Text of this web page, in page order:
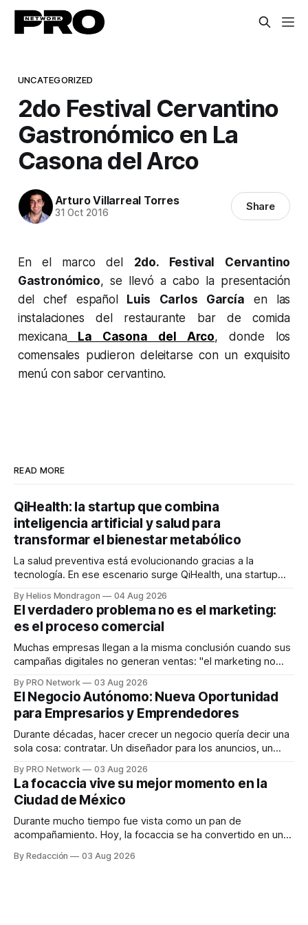
UNCATEGORIZED
2do Festival Cervantino
Gastronómico en La
Casona del Arco
Arturo Villarreal Torres
31 Oct 2016 Share
En el marco del 2do. Festival Cervantino
Gastronómico, se llevó a cabo la presentación
del chef españolLuis Carlos García en las
instalaciones del restaurante bar de comida
mexicanaLa Casona del Arco, donde los
comensales pudieron deleitarse con un exquisito
menú con sabor cervantino.
READ MORE
QiHealth: la startup que combina
inteligencia artificial y salud para
transformar el bienestar metabólico
La salud preventiva está evolucionando gracias a la
tecnología. En ese escenario surge QiHealth, una startup
dispositivos inteligentes, inteligencia artificial y monitoreo
en tiempo real para ayudar a las personas a tomar mejores
decisiones sobre su salud metabólica. Su propuesta busca
responder
By Helios Mondragon 04 Aug 2026
El verdadero problema no es el marketing:
es el proceso comercial
Muchas empresas llegan a la misma conclusión cuando sus
campañas digitales no generan ventas: "el marketing no
INTERIUS, el problema suele estar en otro lugar. Durante
una entrevista para el podcast SER PRO, el especialista en
marketing digital explicó que
By PRO Network 03 Aug 2026
El Negocio Autónomo: Nueva Oportunidad
para Empresarios y Emprendedores
Durante décadas, hacer crecer un negocio quería decir una
sola cosa: contratar. Un diseñador para los anuncios, un
para los textos, alguien que supiera de publicidad digital
para encontrar prospectos, un vendedor para atender
llamadas y mensajes, y —con suerte— una persona
By PRO Network 03 Aug 2026
La focaccia vive su mejor momento en la
Ciudad de México
Durante mucho tiempo fue vista como un pan de
acompañamiento. Hoy, la focaccia se ha convertido en uno
artesanal, ingredientes de calidad y experiencias que
By Redacción 03 Aug 2026